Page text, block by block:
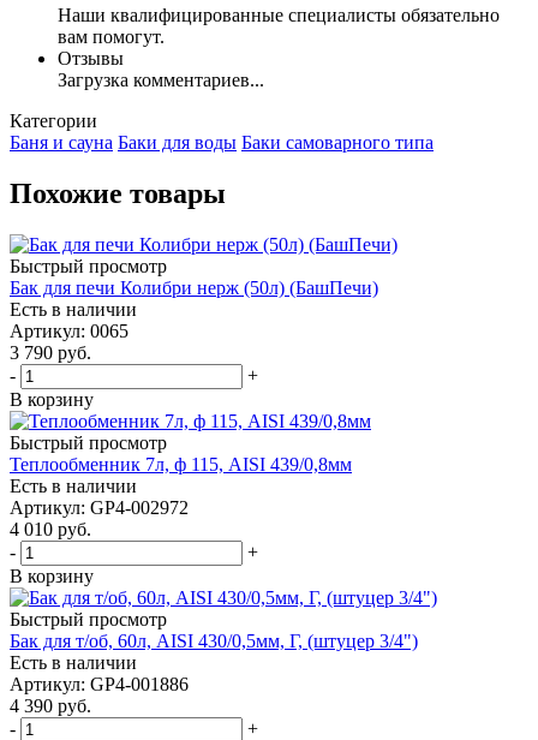
Наши квалифицированные специалисты обязательно
вам помогут.
Отзывы
Загрузка комментариев...
Категории
Баня и сауна Баки для воды Баки самоварного типа
Похожие товары
Быстрый просмотр
Бак для печи Колибри нерж (50л) (БашПечи)
Есть в наличии
Артикул: 0065
3 790 руб.
-
+
В корзину
Быстрый просмотр
Теплообменник 7л, ф 115, AISI 439/0,8мм
Есть в наличии
Артикул: GP4-002972
4 010 руб.
-
+
В корзину
Быстрый просмотр
Бак для т/об, 60л, AISI 430/0,5мм, Г, (штуцер 3/4")
Есть в наличии
Артикул: GP4-001886
4 390 руб.
-
+